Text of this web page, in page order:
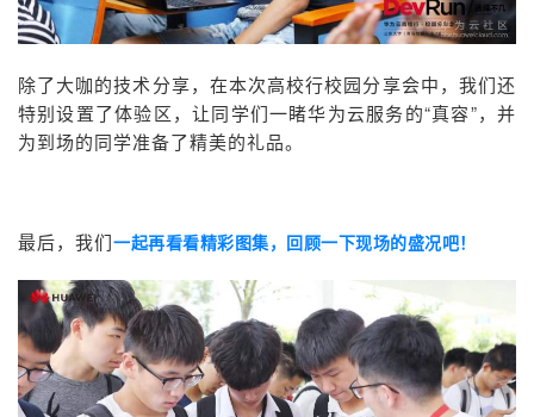
除了大咖的技术分享，在本次高校行校园分享会中，我们还
特别设置了体验区，让同学们一睹华为云服务的“真容”，并
为到场的同学准备了精美的礼品。
最后，我们一起再看看精彩图集，回顾一下现场的盛况吧！